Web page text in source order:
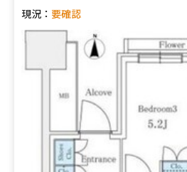
現況： 要確認